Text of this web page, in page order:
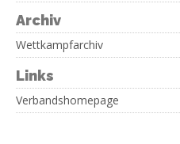
Archiv
Wettkampfarchiv
Links
Verbandshomepage